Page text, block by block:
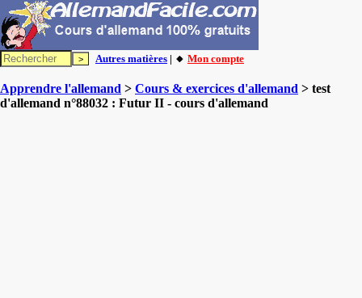
Autres matières | 🔸 Mon compte
Apprendre l'allemand > Cours & exercices d'allemand > test
d'allemand n°88032 : Futur II - cours d'allemand